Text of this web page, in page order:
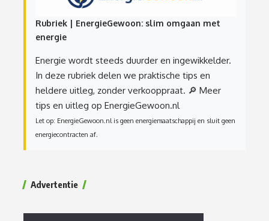
Rubriek | EnergieGewoon: slim omgaan met
energie
Energie wordt steeds duurder en ingewikkelder.
In deze rubriek delen we praktische tips en
heldere uitleg, zonder verkooppraat. 🔎 Meer
tips en uitleg op EnergieGewoon.nl
Let op: EnergieGewoon.nl is geen energiemaatschappij en sluit geen
energiecontracten af.
Advertentie